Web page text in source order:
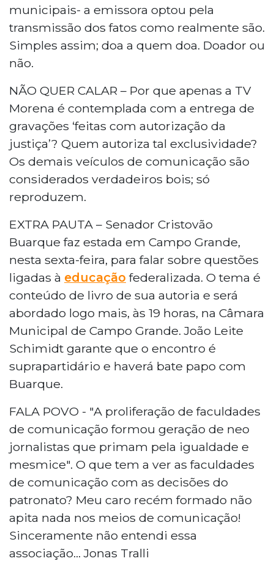
municipais- a emissora optou pela
transmissão dos fatos como realmente são.
Simples assim; doa a quem doa. Doador ou
não.
NÃO QUER CALAR – Por que apenas a TV
Morena é contemplada com a entrega de
gravações ‘feitas com autorização da
justiça’? Quem autoriza tal exclusividade?
Os demais veículos de comunicação são
considerados verdadeiros bois; só
reproduzem.
EXTRA PAUTA – Senador Cristovão
Buarque faz estada em Campo Grande,
nesta sexta-feira, para falar sobre questões
ligadas à educação federalizada. O tema é
conteúdo de livro de sua autoria e será
abordado logo mais, às 19 horas, na Câmara
Municipal de Campo Grande. João Leite
Schimidt garante que o encontro é
suprapartidário e haverá bate papo com
Buarque.
FALA POVO - "A proliferação de faculdades
de comunicação formou geração de neo
jornalistas que primam pela igualdade e
mesmice". O que tem a ver as faculdades
de comunicação com as decisões do
patronato? Meu caro recém formado não
apita nada nos meios de comunicação!
Sinceramente não entendi essa
associação... Jonas Tralli